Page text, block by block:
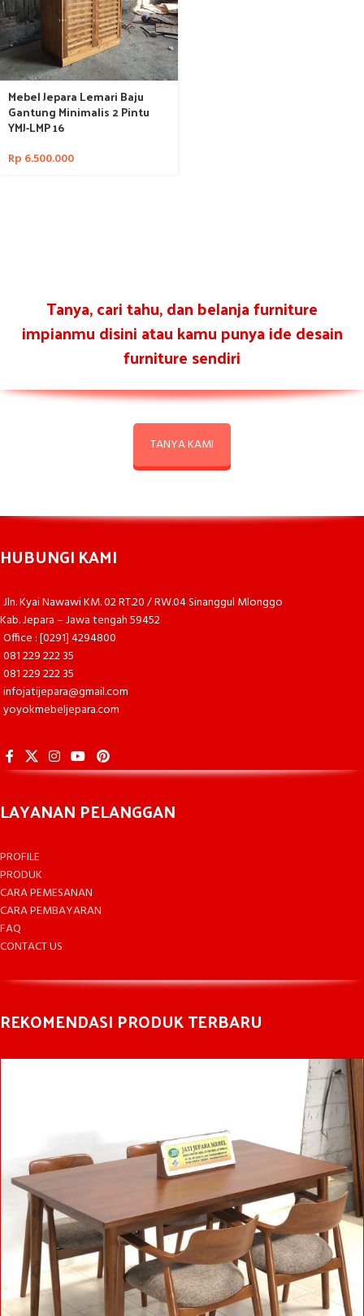
Mebel Jepara Lemari Baju
Gantung Minimalis 2 Pintu
YMJ-LMP 16
Rp 6.500.000
Tanya, cari tahu, dan belanja furniture
impianmu disini atau kamu punya ide desain
furniture sendiri
TANYA KAMI
HUBUNGI KAMI
Jln. Kyai Nawawi KM. 02 RT.20 / RW.04 Sinanggul Mlonggo
Kab. Jepara – Jawa tengah 59452
Office : [0291] 4294800
081 229 222 35
081 229 222 35
infojatijepara@gmail.com
yoyokmebeljepara.com
LAYANAN PELANGGAN
PROFILE
PRODUK
CARA PEMESANAN
CARA PEMBAYARAN
FAQ
CONTACT US
REKOMENDASI PRODUK TERBARU